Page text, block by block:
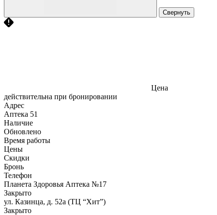
Свернуть
Цена
действительна при бронировании
Адрес
Аптека 51
Наличие
Обновлено
Время работы
Цены
Скидки
Бронь
Телефон
Планета Здоровья Аптека №17
Закрыто
ул. Казинца, д. 52а (ТЦ “Хит”)
Закрыто